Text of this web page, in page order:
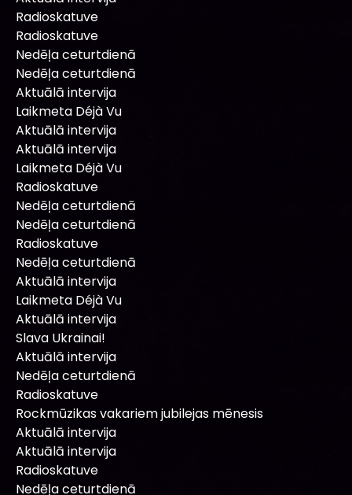
Radioskatuve
Radioskatuve
Nedēļa ceturtdienā
Nedēļa ceturtdienā
Aktuālā intervija
Laikmeta Déjà Vu
Aktuālā intervija
Aktuālā intervija
Laikmeta Déjà Vu
Radioskatuve
Nedēļa ceturtdienā
Nedēļa ceturtdienā
Radioskatuve
Nedēļa ceturtdienā
Aktuālā intervija
Laikmeta Déjà Vu
Aktuālā intervija
Slava Ukrainai!
Aktuālā intervija
Nedēļa ceturtdienā
Radioskatuve
Rockmūzikas vakariem jubilejas mēnesis
Aktuālā intervija
Aktuālā intervija
Radioskatuve
Nedēļa ceturtdienā